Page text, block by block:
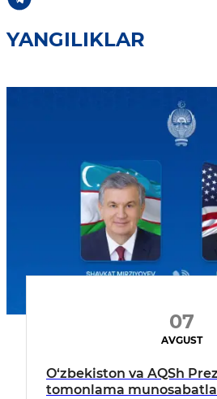
YANGILIKLAR
07
AVGUST
O‘zbekiston va AQSh
tomonlama